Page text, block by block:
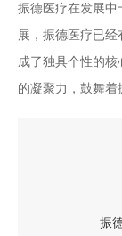
振德医疗在发展中
展，振德医疗已
成了独具个性的
的凝聚力，鼓舞着
振